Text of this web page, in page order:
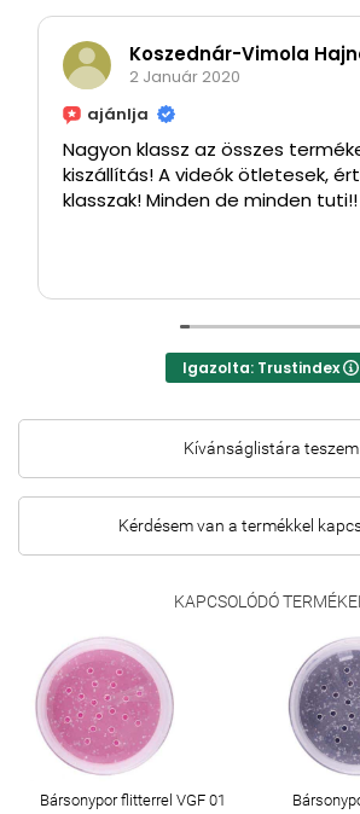
Koszednár-Vimola
2 Január 2020
ajánlja
Nagyon klassz az összes
kiszállítás! A videók ötletesek,
klasszak! Minden de minden tuti!!
Igazolta: Trustindex
Kívánságlistára teszem
Kérdésem van a termékkel
KAPCSOLÓDÓ
Bársonypor flitterrel VGF 01